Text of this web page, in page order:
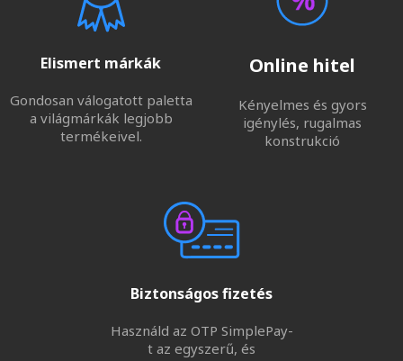
Elismert márkák
Gondosan válogatott paletta
a világmárkák legjobb
termékeivel.
Online hitel
Kényelmes és gyors
igénylés, rugalmas
konstrukció
Biztonságos fizetés
Használd az OTP SimplePay-
t az egyszerű, és